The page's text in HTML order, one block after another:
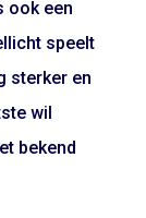
ook een
speelt
sterker en
wil
bekend